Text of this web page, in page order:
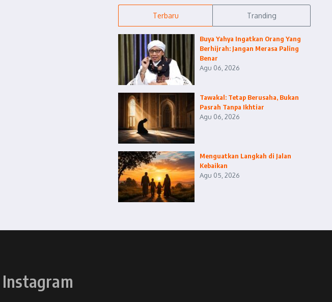
Terbaru Tranding
Buya Yahya Ingatkan Orang Yang
Berhijrah: Jangan Merasa Paling
Benar
Agu 06, 2026
Tawakal: Tetap Berusaha, Bukan
Pasrah Tanpa Ikhtiar
Agu 06, 2026
Menguatkan Langkah di Jalan
Kebaikan
Agu 05, 2026
Instagram